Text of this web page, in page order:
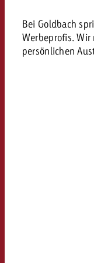
Bei Goldbach
Werbeprofis.
persönlichen